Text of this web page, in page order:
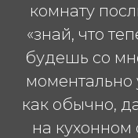
комнату
«знай, что
будешь со
моментально
как обычно,
на кухонном